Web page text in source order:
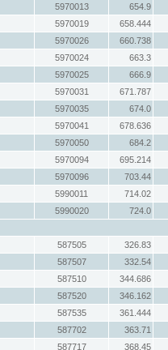
5970013
654.9
5970019
658.444
5970026
660.738
5970024
663.3
5970025
666.9
5970031
671.787
5970035
674.0
5970041
678.636
5970050
684.2
5970094
695.214
5970096
703.44
5990011
714.02
5990020
724.0
587505
326.83
587507
332.54
587510
344.686
587520
346.162
587535
361.444
587702
363.71
587717 368.45